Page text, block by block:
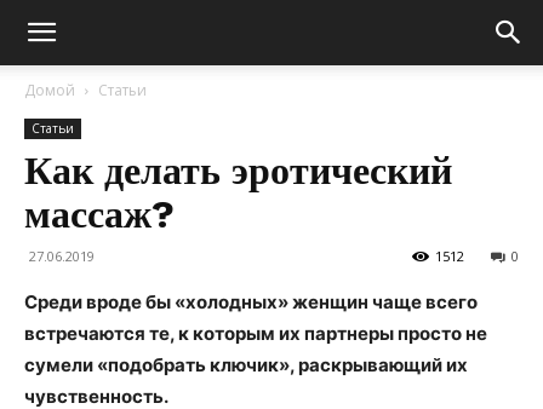
Домой Статьи
Статьи
Как делать эротический
массаж?
27.06.2019 0
1512
Среди вроде бы «холодных» женщин чаще всего
встречаются те, к которым их партнеры просто не
сумели «подобрать ключик», раскрывающий их
чувственность.